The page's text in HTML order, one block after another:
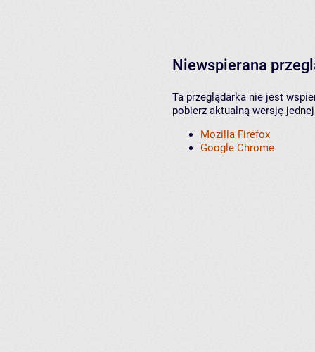
Niewspierana
Ta przeglądarka nie jest
pobierz aktualną wersję
Mozilla Firefox
Google Chrome